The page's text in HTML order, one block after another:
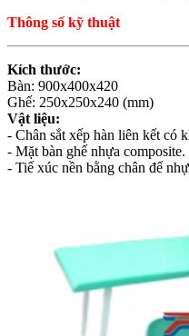
Thông số kỹ thuật
Kích thước:
Bàn: 900x400x420
Ghế: 250x250x240 (mm)
Vật liệu:
- Chân sắt xếp hàn liên kết có
- Mặt bàn ghế nhựa composite.
- Tiế xúc nền bằng chân đế